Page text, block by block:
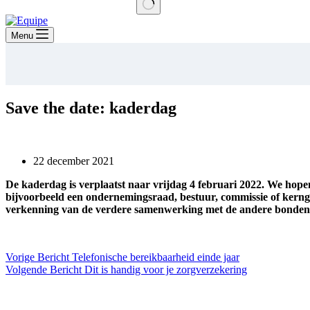
Geen
resultaten
Menu
Save the date: kaderdag
22 december 2021
De kaderdag is verplaatst naar vrijdag 4 februari 2022. We
bijvoorbeeld een ondernemingsraad, bestuur, commissie of
verkenning van de verdere samenwerking met de andere
Vorige Bericht Telefonische bereikbaarheid einde jaar
Volgende Bericht Dit is handig voor je zorgverzekering